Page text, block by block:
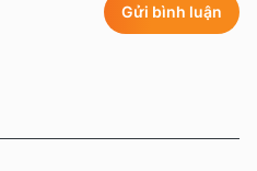
Gửi bình luận